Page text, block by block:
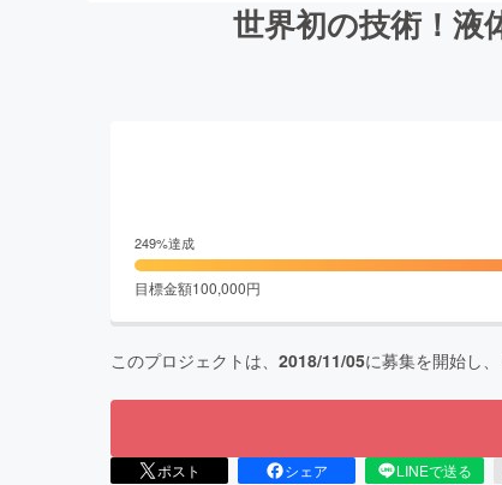
世界初の技術！
249%達成
目標金額100,000円
このプロジェクトは、 2018/11/05に募集を開始し、
ポスト シェア LINEで送る